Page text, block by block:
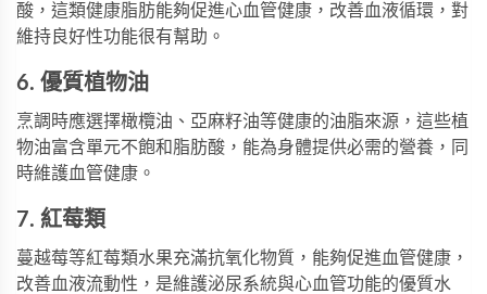
酸，這類健康脂肪能夠促進心血管健康，改善血液循環，對
維持良好性功能很有幫助。
6. 優質植物油
烹調時應選擇橄欖油、亞麻籽油等健康的油脂來源，這些植
物油富含單元不飽和脂肪酸，能為身體提供必需的營養，同
時維護血管健康。
7. 紅莓類
蔓越莓等紅莓類水果充滿抗氧化物質，能夠促進血管健康，
改善血液流動性，是維護泌尿系統與心血管功能的優質水